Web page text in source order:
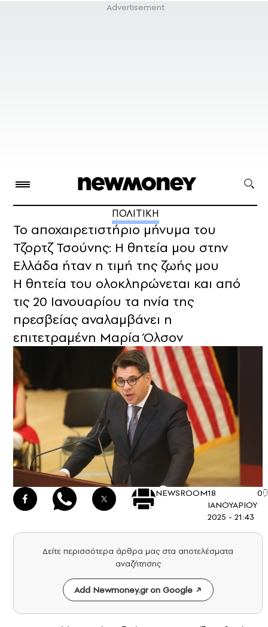
ΠΟΛΙΤΙΚΗ
Το αποχαιρετιστήριο μήνυμα του
Τζορτζ Τσούνης: Η θητεία μου στην
Ελλάδα ήταν η τιμή της ζωής μου
Η θητεία του ολοκληρώνεται και από
τις 20 Ιανουαρίου τα ηνία της
πρεσβείας αναλαμβάνει η
επιτετραμένη Μαρία Όλσον
NEWSROOM18
ΙΑΝΟΥΑΡΙΟΥ
2025 - 21:43
0
Δείτε περισσότερα άρθρα μας στα αποτελέσματα
αναζήτησης
Add Newmoney.gr on Google